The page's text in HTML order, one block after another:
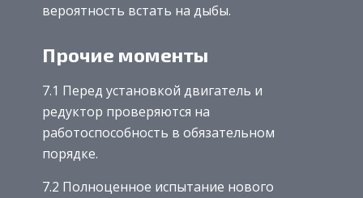
вероятность встать на дыбы.
Прочие моменты
7.1 Перед установкой двигатель и
редуктор проверяются на
работоспособность в обязательном
порядке.
7.2 Полноценное испытание нового